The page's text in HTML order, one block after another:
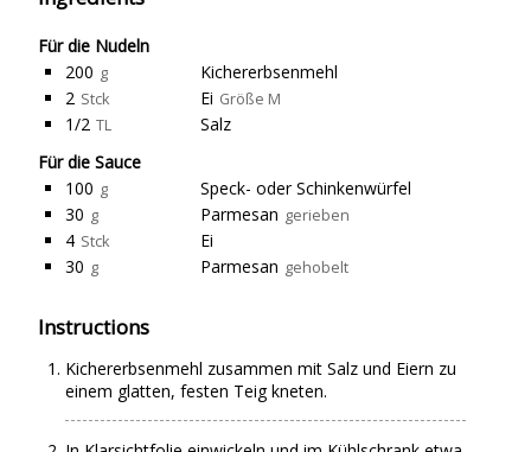
Für die Nudeln
200 g
Kichererbsenmehl
2 Stck Ei Größe M
1/2 TL
Salz
Für die Sauce
100 g
Speck- oder Schinkenwürfel
30 g Parmesan gerieben
4 Stck
Ei
30 g Parmesan gehobelt
Instructions
Kichererbsenmehl zusammen mit Salz und Eiern zu
einem glatten, festen Teig kneten.